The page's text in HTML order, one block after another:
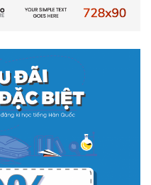
tầng và môi trường đô thị
kỹ thuật hạ tầng và môi trường
sinh đại học với 280 chỉ tiêu, thời